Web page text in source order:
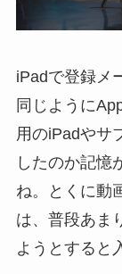
iPadで登録メ
同じように
用のiPadやサ
したのか記憶
ね。とくに動
は、普段あま
ようとすると